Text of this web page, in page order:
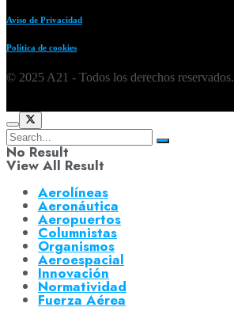
Aviso de Privacidad
Política de cookies
© 2025 A21 - Todos los derechos reservados.
No Result
View All Result
Aerolíneas
Aeronáutica
Aeropuertos
Columnistas
Organismos
Aeroespacial
Innovación
Normatividad
Fuerza Aérea